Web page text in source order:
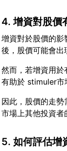
4. 增資對股價
增資對於股價的
然而，若增資用於
因此，股價的走
5. 如何評估增